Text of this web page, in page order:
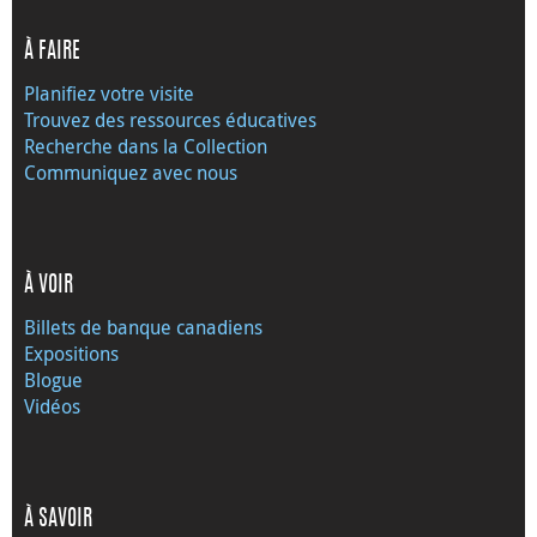
À FAIRE
Planifiez votre visite
Trouvez des ressources éducatives
Recherche dans la Collection
Communiquez avec nous
À VOIR
Billets de banque canadiens
Expositions
Blogue
Vidéos
À SAVOIR